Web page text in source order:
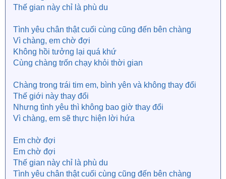
Thế gian này chỉ là phù du
Tình yêu chân thật cuối cùng cũng đến bên chàng
Vì chàng, em chờ đợi
Không hồi tưởng lại quá khứ
Cùng chàng trốn chạy khỏi thời gian
Chàng trong trái tim em, bình yên và không thay đổi
Thế giới này thay đổi
Nhưng tình yêu thì không bao giờ thay đổi
Vì chàng, em sẽ thực hiện lời hứa
Em chờ đợi
Em chờ đợi
Thế gian này chỉ là phù du
Tình yêu chân thật cuối cùng cũng đến bên chàng